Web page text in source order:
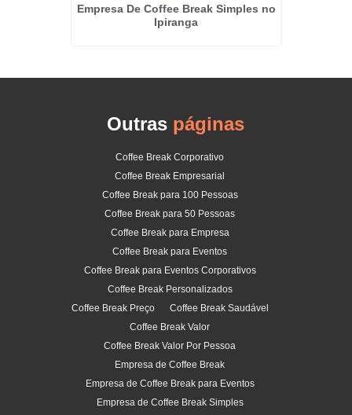
Empresa De Coffee Break Simples no
Ipiranga
Outras páginas
Coffee Break Corporativo
Coffee Break Empresarial
Coffee Break para 100 Pessoas
Coffee Break para 50 Pessoas
Coffee Break para Empresa
Coffee Break para Eventos
Coffee Break para Eventos Corporativos
Coffee Break Personalizados
Coffee Break Preço
Coffee Break Saudável
Coffee Break Valor
Coffee Break Valor Por Pessoa
Empresa de Coffee Break
Empresa de Coffee Break para Eventos
Empresa de Coffee Break Simples